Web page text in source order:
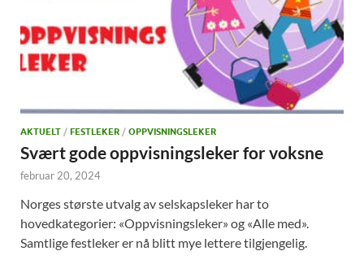
AKTUELT / FESTLEKER / OPPVISNINGSLEKER
Svært gode oppvisningsleker for voksne
februar 20, 2024
Norges største utvalg av selskapsleker har to
hovedkategorier: «Oppvisningsleker» og «Alle med».
Samtlige festleker er nå blitt mye lettere tilgjengelig.